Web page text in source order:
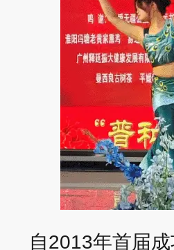
自2013年首届